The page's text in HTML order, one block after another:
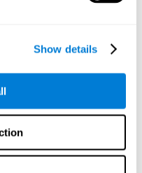
Show details
normalmente una
recursos para ese
se vuelve cada vez más
nos hacemos